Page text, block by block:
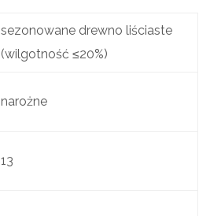
sezonowane drewno liściaste
(wilgotność ≤20%)
narożne
13